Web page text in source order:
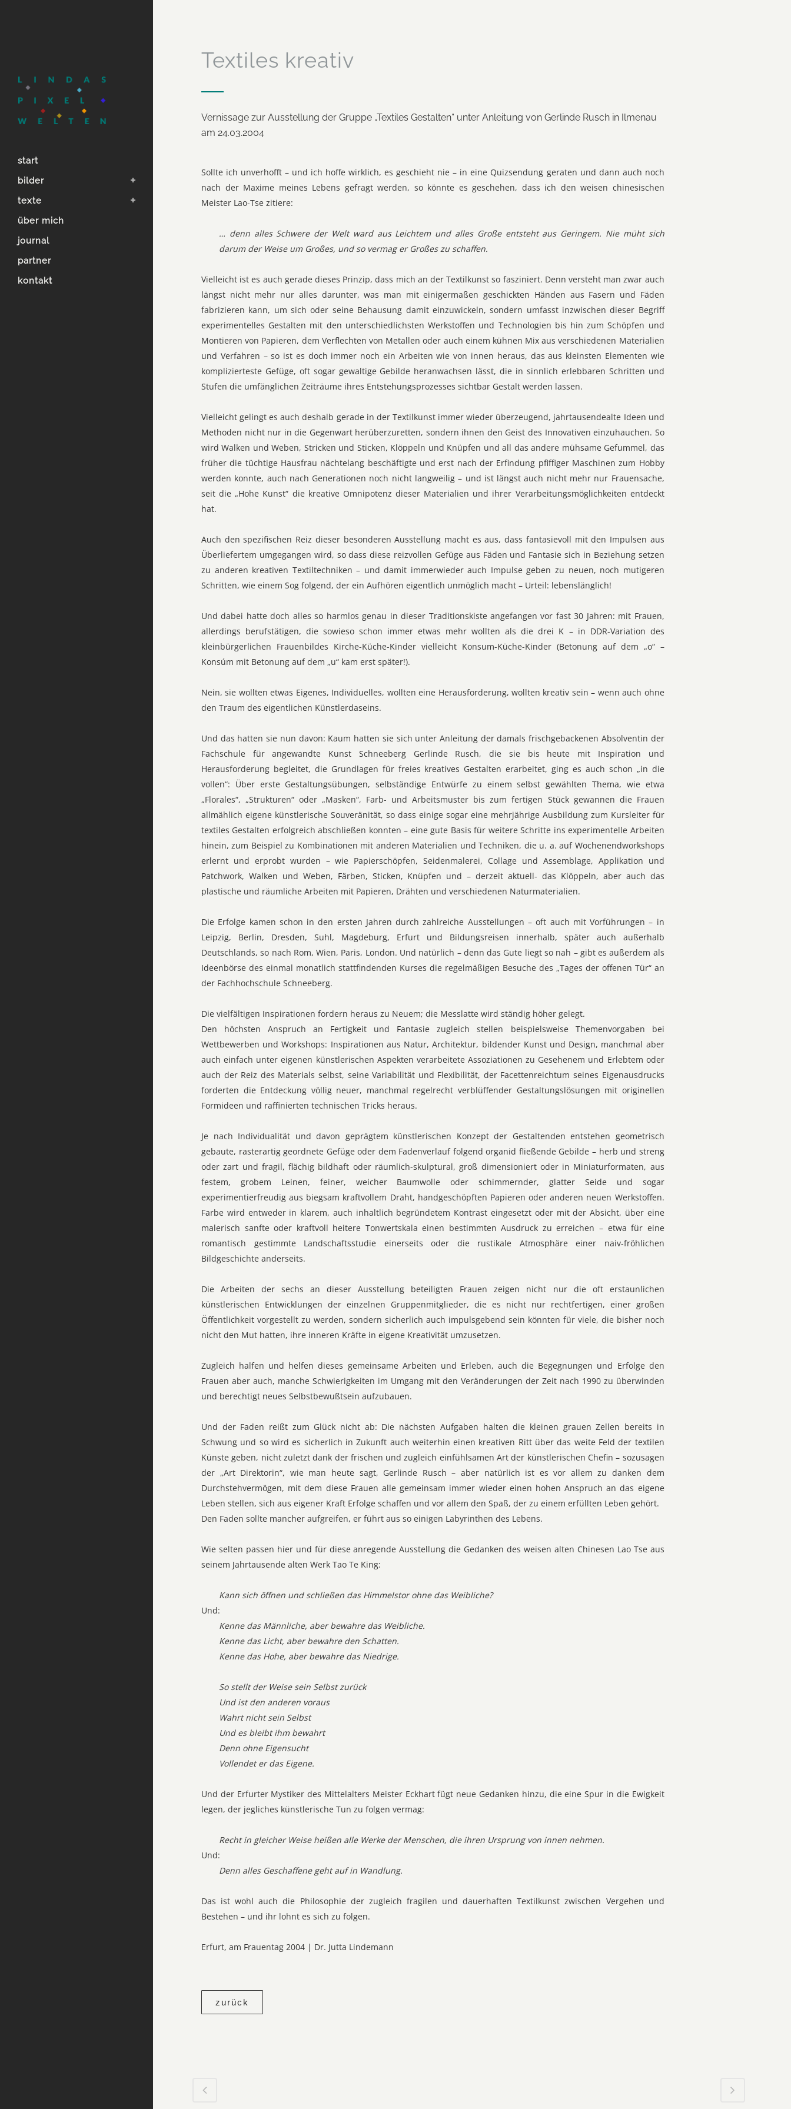
start
bilder
texte
über mich
journal
partner
kontakt
Textiles kreativ
Vernissage zur Ausstellung der Gruppe „Textiles Gestalten“ unter Anleitung von Gerlinde Rusch in Ilmenau
am 24.03.2004
Sollte ich unverhofft – und ich hoffe wirklich, es geschieht nie – in eine Quizsendung geraten und dann auch noch
nach der Maxime meines Lebens gefragt werden, so könnte es geschehen, dass ich den weisen chinesischen
Meister Lao-Tse zitiere:
… denn alles Schwere der Welt ward aus Leichtem und alles Große entsteht aus Geringem. Nie müht sich
darum der Weise um Großes, und so vermag er Großes zu schaffen.
Vielleicht ist es auch gerade dieses Prinzip, dass mich an der Textilkunst so fasziniert. Denn versteht man zwar auch
längst nicht mehr nur alles darunter, was man mit einigermaßen geschickten Händen aus Fasern und Fäden
fabrizieren kann, um sich oder seine Behausung damit einzuwickeln, sondern umfasst inzwischen dieser Begriff
experimentelles Gestalten mit den unterschiedlichsten Werkstoffen und Technologien bis hin zum Schöpfen und
Montieren von Papieren, dem Verflechten von Metallen oder auch einem kühnen Mix aus verschiedenen Materialien
und Verfahren – so ist es doch immer noch ein Arbeiten wie von innen heraus, das aus kleinsten Elementen wie
komplizierteste Gefüge, oft sogar gewaltige Gebilde heranwachsen lässt, die in sinnlich erlebbaren Schritten und
Stufen die umfänglichen Zeiträume ihres Entstehungsprozesses sichtbar Gestalt werden lassen.
Vielleicht gelingt es auch deshalb gerade in der Textilkunst immer wieder überzeugend, jahrtausendealte Ideen und
Methoden nicht nur in die Gegenwart herüberzuretten, sondern ihnen den Geist des Innovativen einzuhauchen. So
wird Walken und Weben, Stricken und Sticken, Klöppeln und Knüpfen und all das andere mühsame Gefummel, das
früher die tüchtige Hausfrau nächtelang beschäftigte und erst nach der Erfindung pfiffiger Maschinen zum Hobby
werden konnte, auch nach Generationen noch nicht langweilig – und ist längst auch nicht mehr nur Frauensache,
seit die „Hohe Kunst“ die kreative Omnipotenz dieser Materialien und ihrer Verarbeitungsmöglichkeiten entdeckt
hat.
Auch den spezifischen Reiz dieser besonderen Ausstellung macht es aus, dass fantasievoll mit den Impulsen aus
Überliefertem umgegangen wird, so dass diese reizvollen Gefüge aus Fäden und Fantasie sich in Beziehung setzen
zu anderen kreativen Textiltechniken – und damit immerwieder auch Impulse geben zu neuen, noch mutigeren
Schritten, wie einem Sog folgend, der ein Aufhören eigentlich unmöglich macht – Urteil: lebenslänglich!
Und dabei hatte doch alles so harmlos genau in dieser Traditionskiste angefangen vor fast 30 Jahren: mit Frauen,
allerdings berufstätigen, die sowieso schon immer etwas mehr wollten als die drei K – in DDR-Variation des
kleinbürgerlichen Frauenbildes Kirche-Küche-Kinder vielleicht Konsum-Küche-Kinder (Betonung auf dem „o“ –
Konsúm mit Betonung auf dem „u“ kam erst später!).
Nein, sie wollten etwas Eigenes, Individuelles, wollten eine Herausforderung, wollten kreativ sein – wenn auch ohne
den Traum des eigentlichen Künstlerdaseins.
Und das hatten sie nun davon: Kaum hatten sie sich unter Anleitung der damals frischgebackenen Absolventin der
Fachschule für angewandte Kunst Schneeberg Gerlinde Rusch, die sie bis heute mit Inspiration und
Herausforderung begleitet, die Grundlagen für freies kreatives Gestalten erarbeitet, ging es auch schon „in die
vollen“: Über erste Gestaltungsübungen, selbständige Entwürfe zu einem selbst gewählten Thema, wie etwa
„Florales“, „Strukturen“ oder „Masken“, Farb- und Arbeitsmuster bis zum fertigen Stück gewannen die Frauen
allmählich eigene künstlerische Souveränität, so dass einige sogar eine mehrjährige Ausbildung zum Kursleiter für
textiles Gestalten erfolgreich abschließen konnten – eine gute Basis für weitere Schritte ins experimentelle Arbeiten
hinein, zum Beispiel zu Kombinationen mit anderen Materialien und Techniken, die u. a. auf Wochenendworkshops
erlernt und erprobt wurden – wie Papierschöpfen, Seidenmalerei, Collage und Assemblage, Applikation und
Patchwork, Walken und Weben, Färben, Sticken, Knüpfen und – derzeit aktuell- das Klöppeln, aber auch das
plastische und räumliche Arbeiten mit Papieren, Drähten und verschiedenen Naturmaterialien.
Die Erfolge kamen schon in den ersten Jahren durch zahlreiche Ausstellungen – oft auch mit Vorführungen – in
Leipzig, Berlin, Dresden, Suhl, Magdeburg, Erfurt und Bildungsreisen innerhalb, später auch außerhalb
Deutschlands, so nach Rom, Wien, Paris, London. Und natürlich – denn das Gute liegt so nah – gibt es außerdem als
Ideenbörse des einmal monatlich stattfindenden Kurses die regelmäßigen Besuche des „Tages der offenen Tür“ an
der Fachhochschule Schneeberg.
Die vielfältigen Inspirationen fordern heraus zu Neuem; die Messlatte wird ständig höher gelegt.
Den höchsten Anspruch an Fertigkeit und Fantasie zugleich stellen beispielsweise Themenvorgaben bei
Wettbewerben und Workshops: Inspirationen aus Natur, Architektur, bildender Kunst und Design, manchmal aber
auch einfach unter eigenen künstlerischen Aspekten verarbeitete Assoziationen zu Gesehenem und Erlebtem oder
auch der Reiz des Materials selbst, seine Variabilität und Flexibilität, der Facettenreichtum seines Eigenausdrucks
forderten die Entdeckung völlig neuer, manchmal regelrecht verblüffender Gestaltungslösungen mit originellen
Formideen und raffinierten technischen Tricks heraus.
Je nach Individualität und davon geprägtem künstlerischen Konzept der Gestaltenden entstehen geometrisch
gebaute, rasterartig geordnete Gefüge oder dem Fadenverlauf folgend organid fließende Gebilde – herb und streng
oder zart und fragil, flächig bildhaft oder räumlich-skulptural, groß dimensioniert oder in Miniaturformaten, aus
festem, grobem Leinen, feiner, weicher Baumwolle oder schimmernder, glatter Seide und sogar
experimentierfreudig aus biegsam kraftvollem Draht, handgeschöpften Papieren oder anderen neuen Werkstoffen.
Farbe wird entweder in klarem, auch inhaltlich begründetem Kontrast eingesetzt oder mit der Absicht, über eine
malerisch sanfte oder kraftvoll heitere Tonwertskala einen bestimmten Ausdruck zu erreichen – etwa für eine
romantisch gestimmte Landschaftsstudie einerseits oder die rustikale Atmosphäre einer naiv-fröhlichen
Bildgeschichte anderseits.
Die Arbeiten der sechs an dieser Ausstellung beteiligten Frauen zeigen nicht nur die oft erstaunlichen
künstlerischen Entwicklungen der einzelnen Gruppenmitglieder, die es nicht nur rechtfertigen, einer großen
Öffentlichkeit vorgestellt zu werden, sondern sicherlich auch impulsgebend sein könnten für viele, die bisher noch
nicht den Mut hatten, ihre inneren Kräfte in eigene Kreativität umzusetzen.
Zugleich halfen und helfen dieses gemeinsame Arbeiten und Erleben, auch die Begegnungen und Erfolge den
Frauen aber auch, manche Schwierigkeiten im Umgang mit den Veränderungen der Zeit nach 1990 zu überwinden
und berechtigt neues Selbstbewußtsein aufzubauen.
Und der Faden reißt zum Glück nicht ab: Die nächsten Aufgaben halten die kleinen grauen Zellen bereits in
Schwung und so wird es sicherlich in Zukunft auch weiterhin einen kreativen Ritt über das weite Feld der textilen
Künste geben, nicht zuletzt dank der frischen und zugleich einfühlsamen Art der künstlerischen Chefin – sozusagen
der „Art Direktorin“, wie man heute sagt, Gerlinde Rusch – aber natürlich ist es vor allem zu danken dem
Durchstehvermögen, mit dem diese Frauen alle gemeinsam immer wieder einen hohen Anspruch an das eigene
Leben stellen, sich aus eigener Kraft Erfolge schaffen und vor allem den Spaß, der zu einem erfüllten Leben gehört.
Den Faden sollte mancher aufgreifen, er führt aus so einigen Labyrinthen des Lebens.
Wie selten passen hier und für diese anregende Ausstellung die Gedanken des weisen alten Chinesen Lao Tse aus
seinem Jahrtausende alten Werk Tao Te King:
Kann sich öffnen und schließen das Himmelstor ohne das Weibliche?
Und:
Kenne das Männliche, aber bewahre das Weibliche.
Kenne das Licht, aber bewahre den Schatten.
Kenne das Hohe, aber bewahre das Niedrige.
So stellt der Weise sein Selbst zurück
Und ist den anderen voraus
Wahrt nicht sein Selbst
Und es bleibt ihm bewahrt
Denn ohne Eigensucht
Vollendet er das Eigene.
Und der Erfurter Mystiker des Mittelalters Meister Eckhart fügt neue Gedanken hinzu, die eine Spur in die Ewigkeit
legen, der jegliches künstlerische Tun zu folgen vermag:
Recht in gleicher Weise heißen alle Werke der Menschen, die ihren Ursprung von innen nehmen.
Und:
Denn alles Geschaffene geht auf in Wandlung.
Das ist wohl auch die Philosophie der zugleich fragilen und dauerhaften Textilkunst zwischen Vergehen und
Bestehen – und ihr lohnt es sich zu folgen.
Erfurt, am Frauentag 2004 | Dr. Jutta Lindemann
zurück